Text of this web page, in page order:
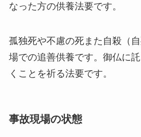
なった方の供養法要です。
孤独死や不慮の死また自殺（
場での追善供養です。御仏に
くことを祈る法要です。
事故現場の状態